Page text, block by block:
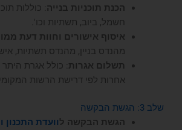
הכנת תוכניות בנייה : כוללות
חשמל, ביוב, תשתיות וכו'.
איסוף אישורים וחוות דעת
מהנדס בניין, מהנדס תשתיות,
תשלום אגרות : כולל אגרת היתר
אחרות לפי דרישת הרשות
שלב 3: הגשת הבקשה
הגשת הבקשה לוועדת התכנון